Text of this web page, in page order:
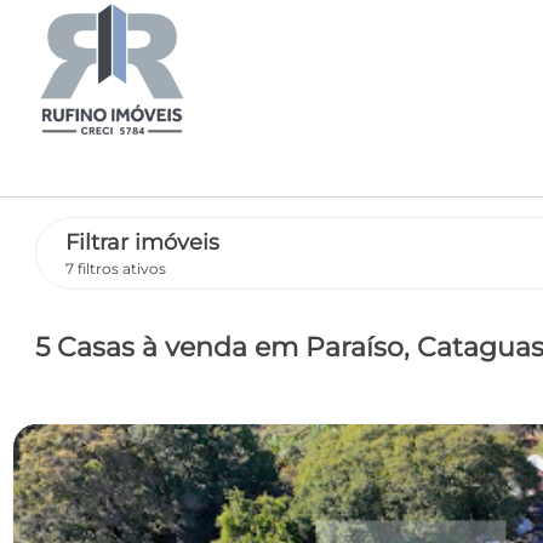
Filtrar imóveis
7 filtros ativos
5 Casas à venda em Paraíso,